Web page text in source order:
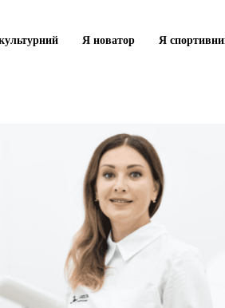
Я новатор Я